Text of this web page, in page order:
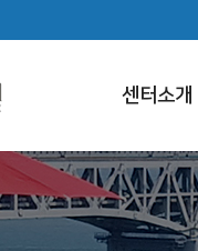
센터소개